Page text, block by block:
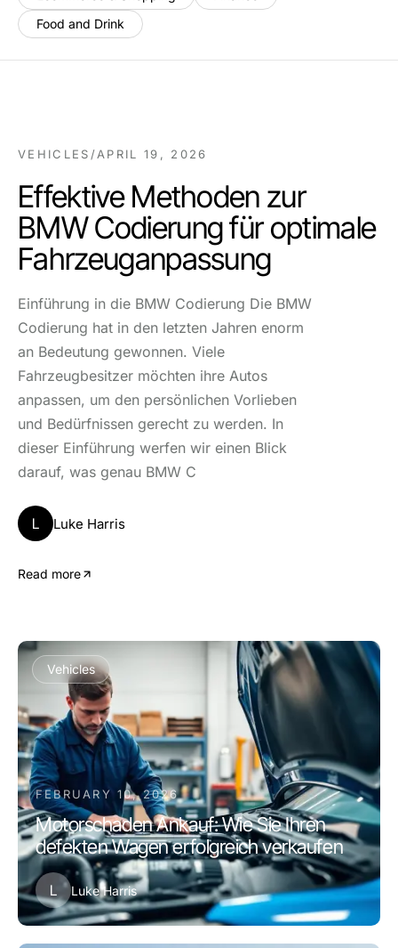
Food and Drink
VEHICLES /APRIL 19, 2026
Effektive Methoden zur
BMW Codierung für optimale
Fahrzeuganpassung
Einführung in die BMW Codierung Die BMW
Codierung hat in den letzten Jahren enorm
an Bedeutung gewonnen. Viele
Fahrzeugbesitzer möchten ihre Autos
anpassen, um den persönlichen Vorlieben
und Bedürfnissen gerecht zu werden. In
dieser Einführung werfen wir einen Blick
darauf, was genau BMW C
L Luke Harris
Read more
Vehicles
FEBRUARY 10, 2026
Motorschaden Ankauf: Wie Sie Ihren
defekten Wagen erfolgreich verkaufen
L Luke Harris